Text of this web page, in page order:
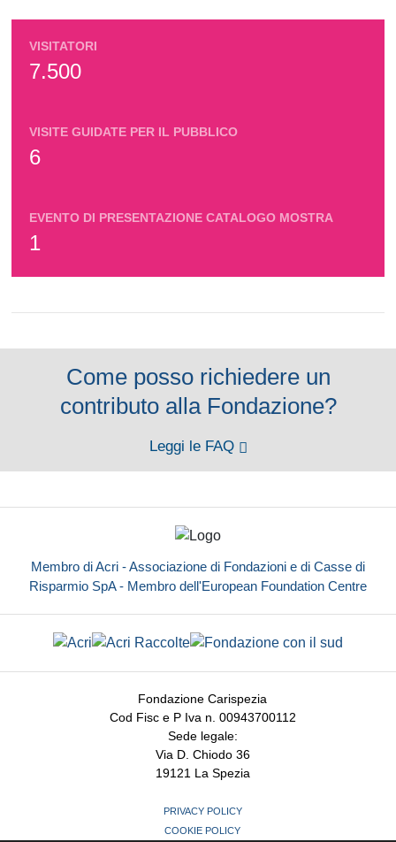
VISITATORI
7.500
VISITE GUIDATE PER IL PUBBLICO
6
EVENTO DI PRESENTAZIONE CATALOGO MOSTRA
1
Come posso richiedere un
contributo alla Fondazione?
Leggi le FAQ
Membro di Acri - Associazione di Fondazioni e di Casse di
Risparmio SpA - Membro dell'European Foundation Centre
Fondazione Carispezia
Cod Fisc e P Iva n. 00943700112
Sede legale:
Via D. Chiodo 36
19121 La Spezia
PRIVACY POLICY
COOKIE POLICY